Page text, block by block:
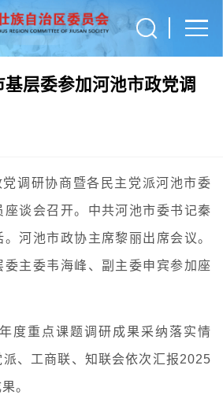
层委参加河池市政党调
调研协商暨各民主党派河池市委
座谈会召开。中共河池市委书记秦
河池市政协主席黎丽出席会议。
委主委韦海峰、副主委申宾参加座
度重点课题调研成果采纳落实情
、工商联、知联会依次汇报2025
。